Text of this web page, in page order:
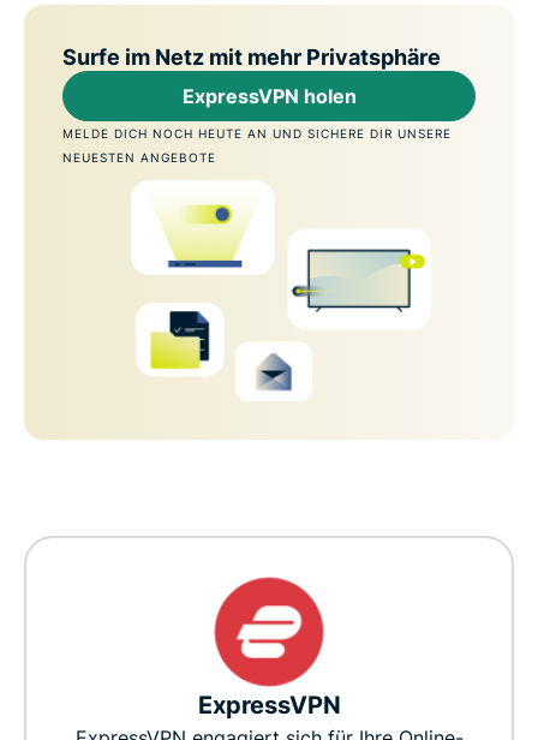
Surfe im Netz mit mehr Privatsphäre
ExpressVPN holen
MELDE DICH NOCH HEUTE AN UND SICHERE DIR UNSERE
NEUESTEN ANGEBOTE
ExpressVPN